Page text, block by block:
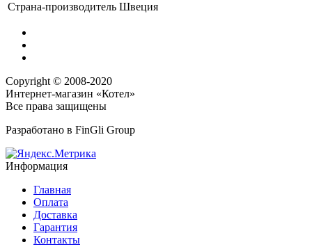
Страна-производитель Швеция
Copyright © 2008-2020
Интернет-магазин «Котел»
Все права защищены
Разработано в FinGli Group
Информация
Главная
Оплата
Доставка
Гарантия
Контакты